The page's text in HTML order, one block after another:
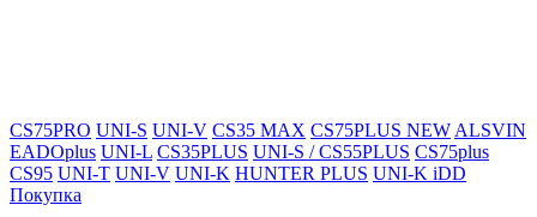
CS75PRO UNI-S UNI-V CS35 MAX CS75PLUS NEW ALSVIN
EADOplus UNI-L CS35PLUS UNI-S / CS55PLUS CS75plus
CS95 UNI-T UNI-V UNI-K HUNTER PLUS UNI-K iDD
Покупка